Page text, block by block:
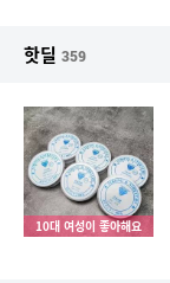
핫딜 359
10대 여성이 좋아해요